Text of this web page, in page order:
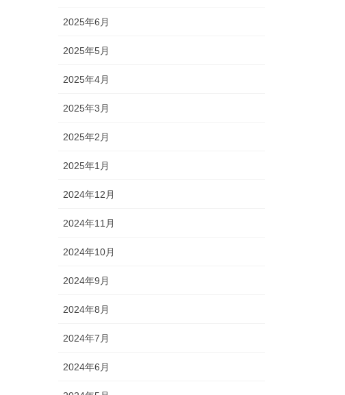
2025年6月
2025年5月
2025年4月
2025年3月
2025年2月
2025年1月
2024年12月
2024年11月
2024年10月
2024年9月
2024年8月
2024年7月
2024年6月